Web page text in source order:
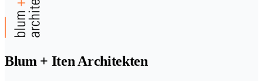
Blum + Iten Architekten